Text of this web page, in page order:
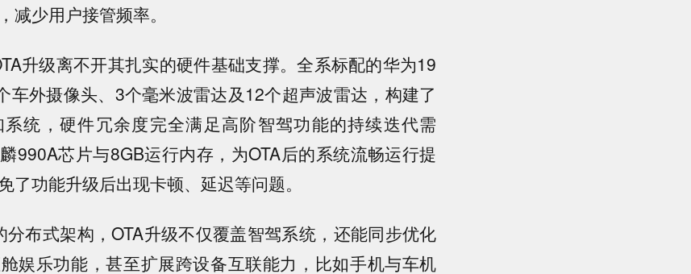
减少用户接管频率。
升级离不开其扎实的硬件基础支撑。全系标配的华为19
车外摄像头、3个毫米波雷达及12个超声波雷达，构建了
统，硬件冗余度完全满足高阶智驾功能的持续迭代需
990A芯片与8GB运行内存，为OTA后的系统流畅运行提
了功能升级后出现卡顿、延迟等问题。
布式架构，OTA升级不仅覆盖智驾系统，还能同步优化
娱乐功能，甚至扩展跨设备互联能力，比如手机与车机